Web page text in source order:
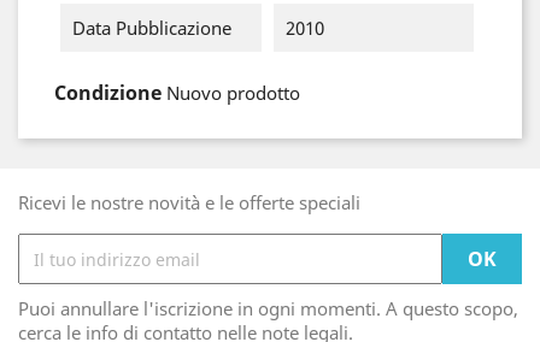
Data Pubblicazione 2010
Condizione Nuovo prodotto
Ricevi le nostre novità e le offerte speciali
Puoi annullare l'iscrizione in ogni momenti. A questo scopo,
cerca le info di contatto nelle note legali.